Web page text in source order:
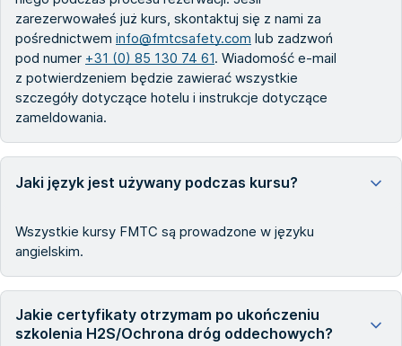
zarezerwowałeś już kurs, skontaktuj się z nami za
pośrednictwem info@fmtcsafety.com lub zadzwoń
pod numer +31 (0) 85 130 74 61. Wiadomość e-mail
z potwierdzeniem będzie zawierać wszystkie
szczegóły dotyczące hotelu i instrukcje dotyczące
zameldowania.
Jaki język jest używany podczas kursu?
Wszystkie kursy FMTC są prowadzone w języku
angielskim.
Jakie certyfikaty otrzymam po ukończeniu
szkolenia H2S/Ochrona dróg oddechowych?